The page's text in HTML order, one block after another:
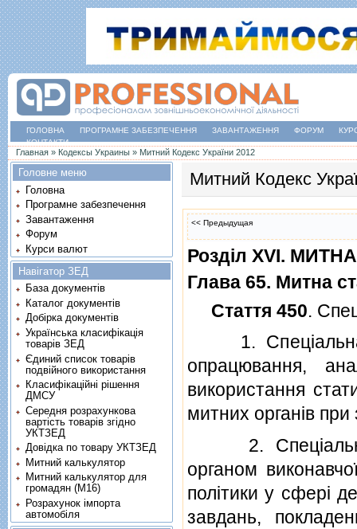
ГОЛОВНА ПРОГРАМНЕ ЗАБЕЗПЕЧЕННЯ ЗАВАНТАЖЕННЯ ФОРУМ
КОНТАКТИ
Ви є тут
Главная » Кодексы Украины » Митний Кодекс України 2012
Митний Кодекс
<< Предыдущая
Роздiл XVI.
Глава 65. Митна
Стаття 450.
1. Спецiальна
опрацювання,
використання
митних органiв
2. Спецiальна
органом
полiтики у сферi
завдань,
Головне меню
Головна
Програмне забезпечення
Завантаження
Форум
Курси валют
Навігатор ЗЕД
База документів
Каталог документів
Добірка документів
Українська класифікація
товарів ЗЕД
Єдиний список товарів
подвійного використання
Класифікаційні рішення
ДМСУ
Середня розрахункова
вартість товарів згідно
УКТЗЕД
Довідка по товару УКТЗЕД
Митний калькулятор
Митний калькулятор для
громадян (М16)
Розрахунок імпорта
автомобіля